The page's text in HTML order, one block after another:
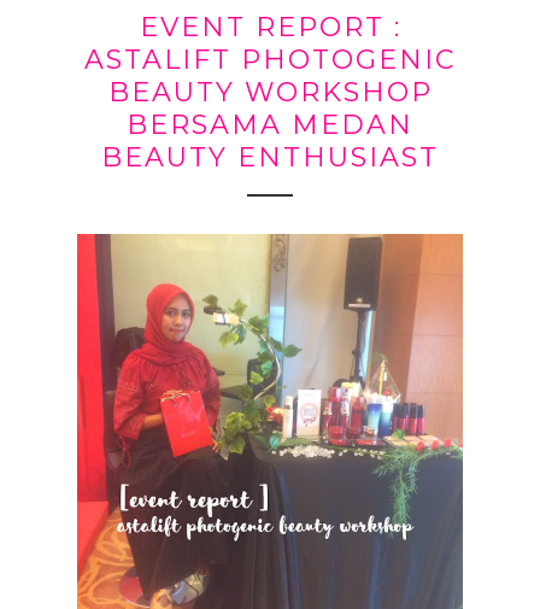
EVENT REPORT :
ASTALIFT PHOTOGENIC
BEAUTY WORKSHOP
BERSAMA MEDAN
BEAUTY ENTHUSIAST